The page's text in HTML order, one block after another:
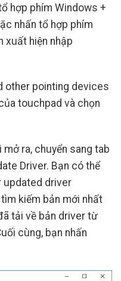
hợp phím Windows +
nhấn tổ hợp phím
xuất hiện nhập
other pointing devices
touchpad và chọn
ra, chuyển sang tab
Driver. Bạn có thể
updated driver
kiếm bản mới nhất
tải về bản driver từ
cùng, bạn nhấn